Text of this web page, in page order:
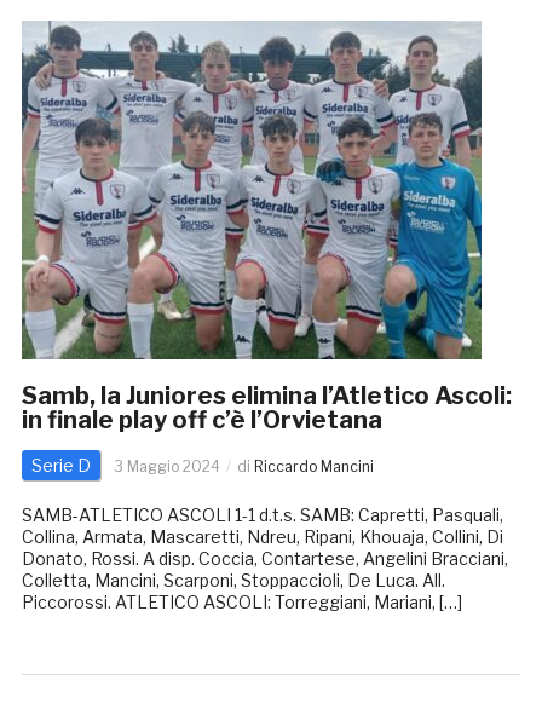
Samb, la Juniores elimina l’Atletico Ascoli:
in finale play off c’è l’Orvietana
Serie D 3 Maggio 2024 di Riccardo Mancini
SAMB-ATLETICO ASCOLI 1-1 d.t.s. SAMB: Capretti, Pasquali,
Collina, Armata, Mascaretti, Ndreu, Ripani, Khouaja, Collini, Di
Donato, Rossi. A disp. Coccia, Contartese, Angelini Bracciani,
Colletta, Mancini, Scarponi, Stoppaccioli, De Luca. All.
Piccorossi. ATLETICO ASCOLI: Torreggiani, Mariani, […]